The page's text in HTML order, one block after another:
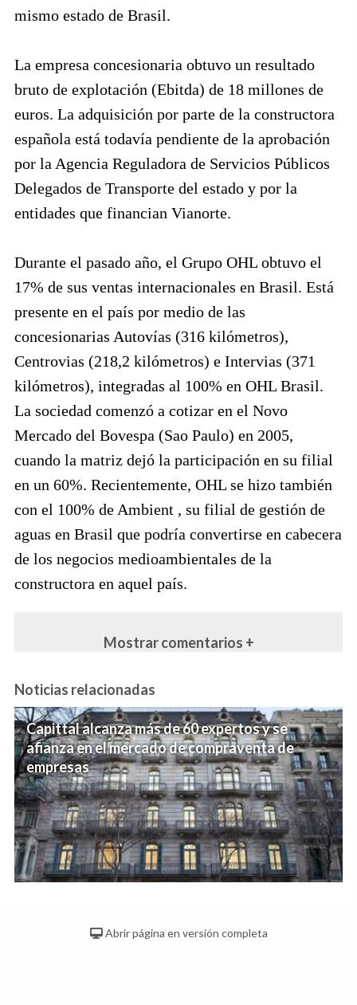
mismo estado de Brasil.
La empresa concesionaria obtuvo un resultado
bruto de explotación (Ebitda) de 18 millones de
euros. La adquisición por parte de la constructora
española está todavía pendiente de la aprobación
por la Agencia Reguladora de Servicios Públicos
Delegados de Transporte del estado y por la
entidades que financian Vianorte.
Durante el pasado año, el Grupo OHL obtuvo el
17% de sus ventas internacionales en Brasil. Está
presente en el país por medio de las
concesionarias Autovías (316 kilómetros),
Centrovias (218,2 kilómetros) e Intervias (371
kilómetros), integradas al 100% en OHL Brasil.
La sociedad comenzó a cotizar en el Novo
Mercado del Bovespa (Sao Paulo) en 2005,
cuando la matriz dejó la participación en su filial
en un 60%. Recientemente, OHL se hizo también
con el 100% de Ambient , su filial de gestión de
aguas en Brasil que podría convertirse en cabecera
de los negocios medioambientales de la
constructora en aquel país.
Mostrar comentarios +
Noticias relacionadas
Capittal alcanza más de 60 expertos y se
afianza en el mercado de compraventa de
empresas
Abrir página en versión completa